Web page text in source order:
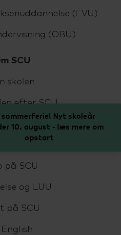
(FVU)
(OBU)
SCU
skolen
efter SCU
på SCU
og LUU
på SCU
English
sommerferie! Nyt skoleår
10. august - læs mere om
opstart